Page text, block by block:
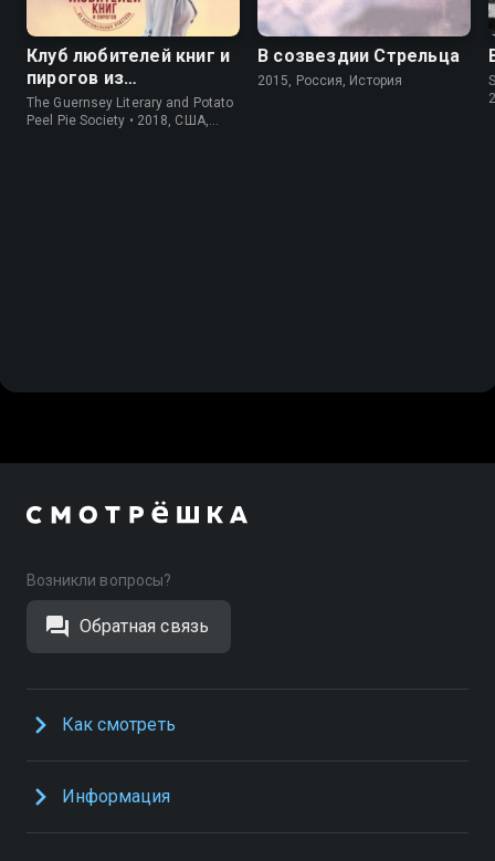
Клуб любителей книг и
пирогов из
картофельных
очистков
The Guernsey Literary and Potato
Peel Pie Society • 2018, США,
В созвездии Стрельца
2015, Россия, История
Возникли вопросы?
Обратная связь
Как смотреть
Информация